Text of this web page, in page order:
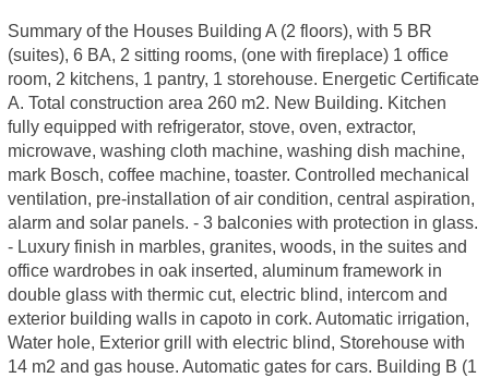
Summary of the Houses Building A (2 floors), with 5 BR
(suites), 6 BA, 2 sitting rooms, (one with fireplace) 1 office
room, 2 kitchens, 1 pantry, 1 storehouse. Energetic Certificate
A. Total construction area 260 m2. New Building. Kitchen
fully equipped with refrigerator, stove, oven, extractor,
microwave, washing cloth machine, washing dish machine,
mark Bosch, coffee machine, toaster. Controlled mechanical
ventilation, pre-installation of air condition, central aspiration,
alarm and solar panels. - 3 balconies with protection in glass.
- Luxury finish in marbles, granites, woods, in the suites and
office wardrobes in oak inserted, aluminum framework in
double glass with thermic cut, electric blind, intercom and
exterior building walls in capoto in cork. Automatic irrigation,
Water hole, Exterior grill with electric blind, Storehouse with
14 m2 and gas house. Automatic gates for cars. Building B (1